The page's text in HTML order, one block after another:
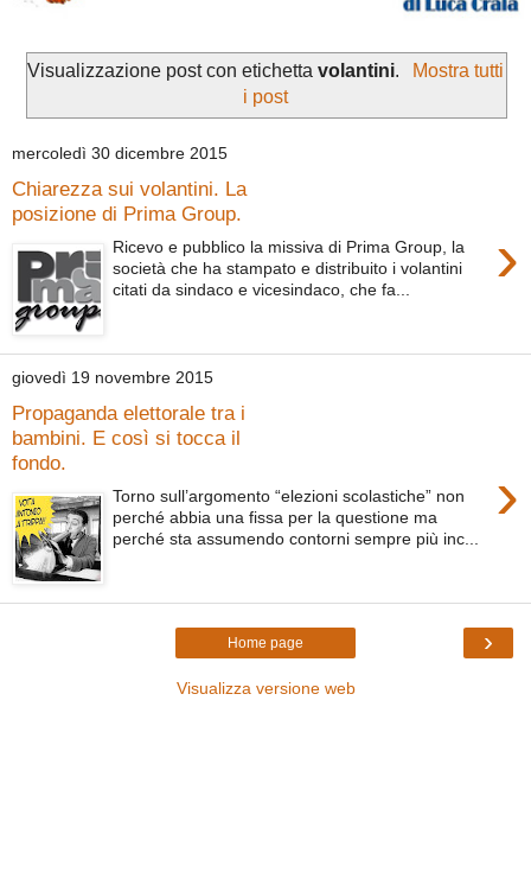
Visualizzazione post con etichettavolantini.
Mostra tutti
i post
mercoledì 30 dicembre 2015
Chiarezza sui volantini. La
posizione di Prima Group.
›
Ricevo e pubblico la missiva di Prima Group, la
società che ha stampato e distribuito i volantini
citati da sindaco e vicesindaco, che fa...
giovedì 19 novembre 2015
Propaganda elettorale tra i
bambini. E così si tocca il
fondo.
›
Torno sull’argomento “elezioni scolastiche” non
perché abbia una fissa per la questione ma
perché sta assumendo contorni sempre più inc...
›
Home page
Visualizza versione web